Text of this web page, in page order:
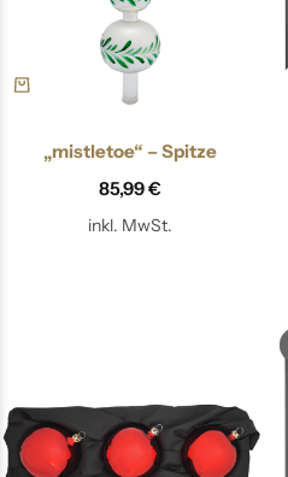
„mistletoe“ – Spitze
85,99€
inkl. MwSt.